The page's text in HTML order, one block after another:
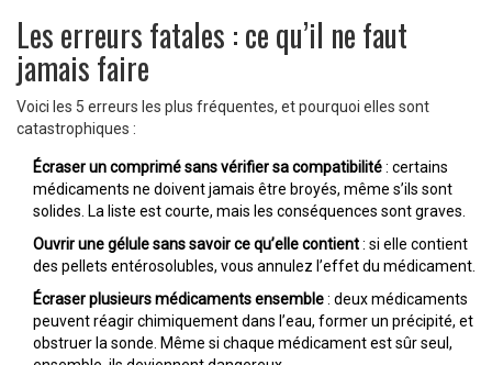
Les erreurs fatales : ce qu’il ne faut
jamais faire
Voici les 5 erreurs les plus fréquentes, et pourquoi elles sont
catastrophiques :
Écraser un comprimé sans vérifier sa compatibilité: certains
médicaments ne doivent jamais être broyés, même s’ils sont
solides. La liste est courte, mais les conséquences sont graves.
Ouvrir une gélule sans savoir ce qu’elle contient: si elle contient
des pellets entérosolubles, vous annulez l’effet du médicament.
Écraser plusieurs médicaments ensemble: deux médicaments
peuvent réagir chimiquement dans l’eau, former un précipité, et
obstruer la sonde. Même si chaque médicament est sûr seul,